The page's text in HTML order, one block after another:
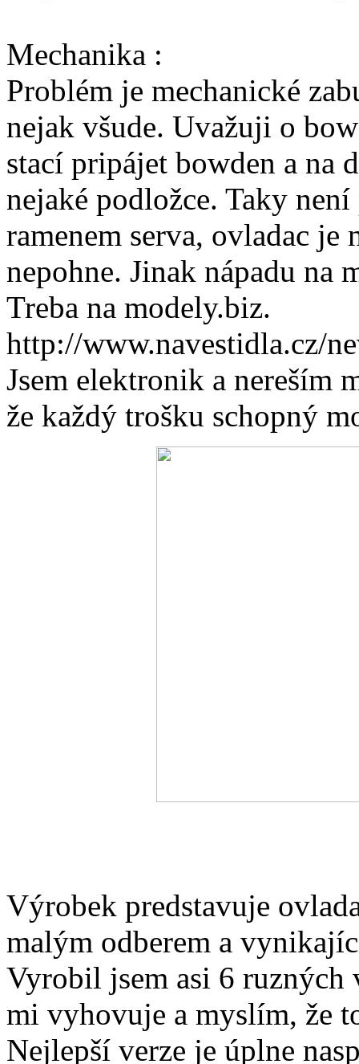
Mechanika :
Problém je mechanické
nejak všude. Uvažuji o
stací pripájet bowden a na
nejaké podložce. Taky
ramenem serva, ovladac je
nepohne. Jinak nápadu na
Treba na modely.biz.
http://www.navestidla.cz/
Jsem elektronik a nereším
že každý trošku schopný
Výrobek predstavuje
malým odberem a
Vyrobil jsem asi 6 ruzných
mi vyhovuje a myslím, že
Nejlepší verze je úplne